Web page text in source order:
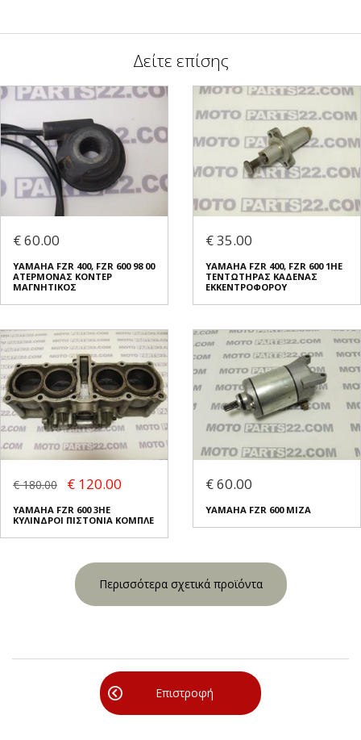
Δείτε επίσης
€ 60.00
YAMAHA FZR 400, FZR 600 98 00
ΑΤΕΡΜΟΝΑΣ ΚΟΝΤΕΡ
ΜΑΓΝΗΤΙΚΟΣ
€ 35.00
YAMAHA FZR 400, FZR 600 1HE
ΤΕΝΤΩΤΗΡΑΣ ΚΑΔΕΝΑΣ
ΕΚΚΕΝΤΡΟΦΟΡΟΥ
€ 180.00 € 120.00
YAMAHA FZR 600 3HE
ΚΥΛΙΝΔΡΟΙ ΠΙΣΤΟΝΙΑ ΚΟΜΠΛΕ
€ 60.00
YAMAHA FZR 600 ΜΙΖΑ
Περισσότερα σχετικά προϊόντα
Επιστροφή